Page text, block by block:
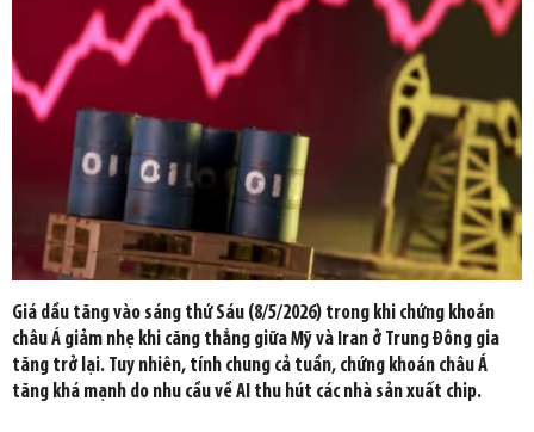
Giá dầu tăng vào sáng thứ Sáu (8/5/2026) trong khi chứng khoán
châu Á giảm nhẹ khi căng thẳng giữa Mỹ và Iran ở Trung Đông gia
tăng trở lại. Tuy nhiên, tính chung cả tuần, chứng khoán châu Á
tăng khá mạnh do nhu cầu về AI thu hút các nhà sản xuất chip.